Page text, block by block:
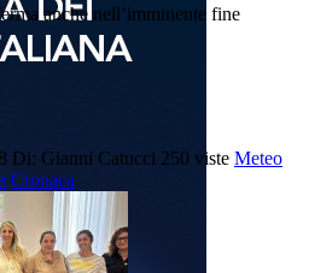
anche nell’imminente fine
Di: Gianni Catucci 250 viste Meteo
Cronaca